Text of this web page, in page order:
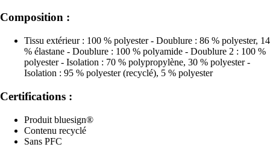
Composition :
Tissu extérieur : 100 % polyester - Doublure : 86 % polyester, 14
% élastane - Doublure : 100 % polyamide - Doublure 2 : 100 %
polyester - Isolation : 70 % polypropylène, 30 % polyester -
Isolation : 95 % polyester (recyclé), 5 % polyester
Certifications :
Produit bluesign®
Contenu recyclé
Sans PFC